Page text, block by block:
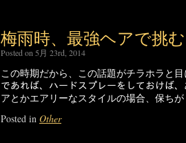
梅雨時、最強ヘアで挑む
Posted on 5月 23rd, 2014
この時期だから、この話題がチラホラと
であれば、ハードスプレーをしておけば
アとかエアリーなスタイルの場合、保ち
Posted in Other